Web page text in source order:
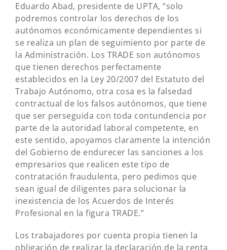
Eduardo Abad, presidente de UPTA, “solo
podremos controlar los derechos de los
autónomos económicamente dependientes si
se realiza un plan de seguimiento por parte de
la Administración. Los TRADE son autónomos
que tienen derechos perfectamente
establecidos en la Ley 20/2007 del Estatuto del
Trabajo Autónomo, otra cosa es la falsedad
contractual de los falsos autónomos, que tiene
que ser perseguida con toda contundencia por
parte de la autoridad laboral competente, en
este sentido, apoyamos claramente la intención
del Gobierno de endurecer las sanciones a los
empresarios que realicen este tipo de
contratación fraudulenta, pero pedimos que
sean igual de diligentes para solucionar la
inexistencia de los Acuerdos de Interés
Profesional en la figura TRADE.”
Los trabajadores por cuenta propia tienen la
obligación de realizar la declaración de la renta